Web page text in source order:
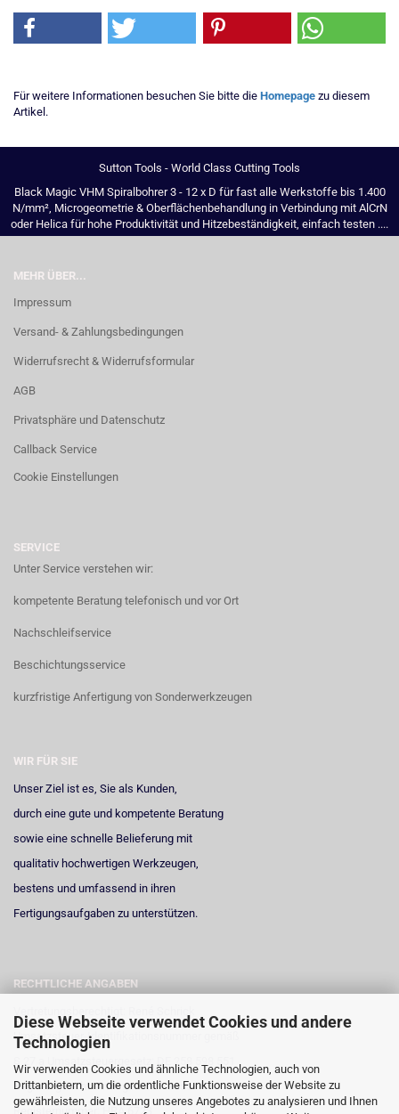
Diese Webseite verwendet Cookies und andere
Technologien
Wir verwenden Cookies und ähnliche Technologien, auch von
Drittanbietern, um die ordentliche Funktionsweise der Website zu
gewährleisten, die Nutzung unseres Angebotes zu analysieren und Ihnen
Für weitere Informationen besuchen Sie bitte die Homepage zu diesem
Artikel.
Sutton Tools - World Class Cutting Tools
Black Magic VHM Spiralbohrer 3 - 12 x D für fast alle Werkstoffe bis 1.400
N/mm², Microgeometrie & Oberflächenbehandlung in Verbindung mit AlCrN
oder Helica für hohe Produktivität und Hitzebeständigkeit, einfach testen ....
MEHR ÜBER...
Impressum
Versand- & Zahlungsbedingungen
Widerrufsrecht & Widerrufsformular
AGB
Privatsphäre und Datenschutz
Callback Service
Cookie Einstellungen
SERVICE
Unter Service verstehen wir:
kompetente Beratung telefonisch und vor Ort
Nachschleifservice
Beschichtungsservice
kurzfristige Anfertigung von Sonderwerkzeugen
WIR FÜR SIE
Unser Ziel ist es, Sie als Kunden,
durch eine gute und kompetente Beratung
sowie eine schnelle Belieferung mit
qualitativ hochwertigen Werkzeugen,
bestens und umfassend in ihren
Fertigungsaufgaben zu unterstützen.
RECHTLICHE ANGABEN
Umsatzsteuer-Identifikationsnummer gemäß
§ 27 a Umsatzsteuergesetz: DE 258 598 551
Registergericht: Amtsgericht Neuss
Registernummer: HRA 6723